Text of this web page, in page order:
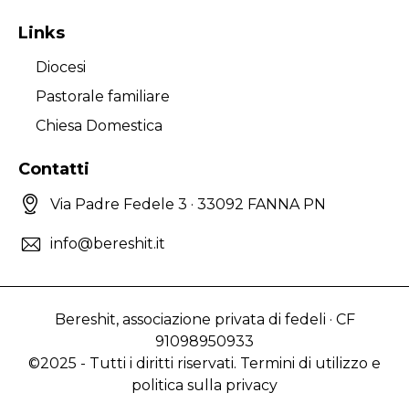
Links
Diocesi
Pastorale familiare
Chiesa Domestica
Contatti
Via Padre Fedele 3 · 33092 FANNA PN
info@bereshit.it
Bereshit, associazione privata di fedeli · CF
91098950933
©2025 - Tutti i diritti riservati. Termini di utilizzo e
politica sulla privacy